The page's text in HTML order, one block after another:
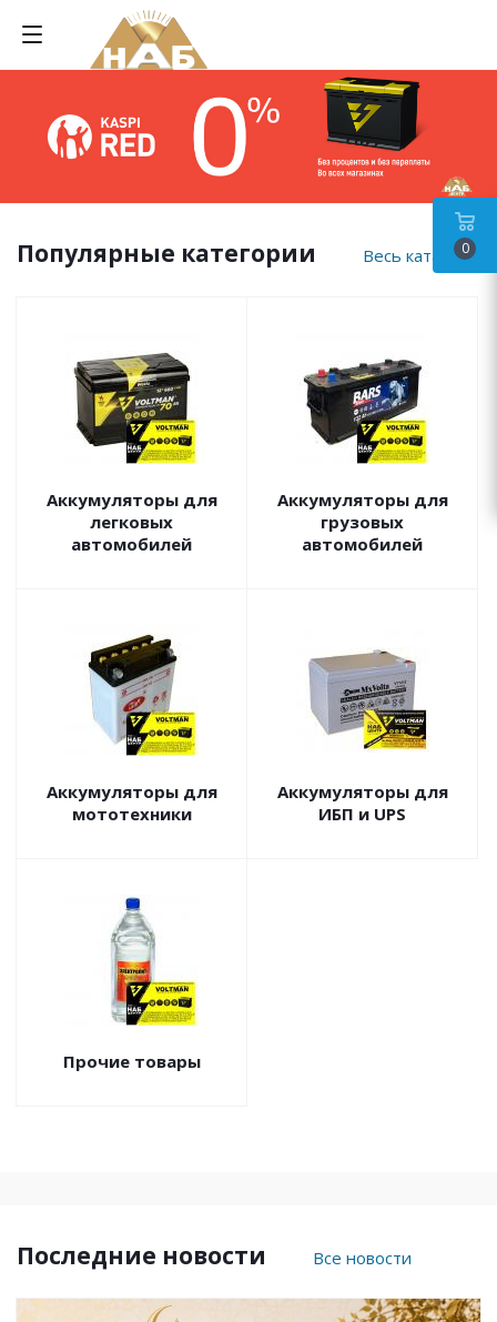
Популярные категории Весь каталог
Аккумуляторы для
легковых
автомобилей
Аккумуляторы для
грузовых
автомобилей
Аккумуляторы для
мототехники
Аккумуляторы для
ИБП и UPS
Прочие товары
Последние новости Все новости
0